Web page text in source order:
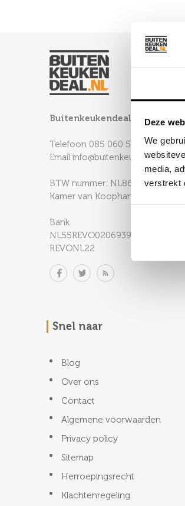
Deze
We
media,
verstrekt
Buitenkeukendeal B.V.
Telefoon 085 060 52 85
Email info@buitenkeukendeal.nl
BTW nummer: NL864772245B01
Kamer van Koophandel: 88770338
Bank
NL55REVO0206939981
REVONL22
Snel naar
Blog
Over ons
Contact
Algemene voorwaarden
Privacy policy
Sitemap
Herroepingsrecht
Klachtenregeling